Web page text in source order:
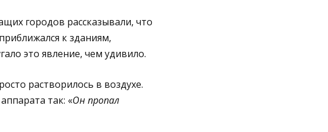
городов рассказывали, что
к зданиям,
это явление, чем удивило.
растворилось в воздухе.
так: «Он пропал